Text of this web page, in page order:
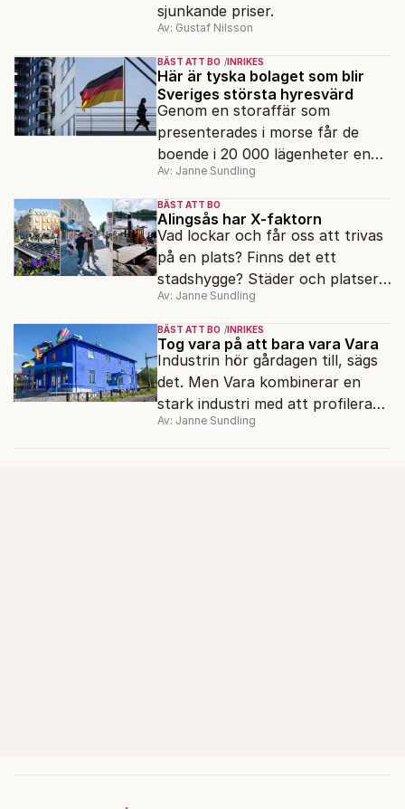
sjunkande priser.
Av: Gustaf Nilsson
BÄST ATT BO INRIKES
Här är tyska bolaget som blir
Sveriges största hyresvärd
Genom en storaffär som
presenterades i morse får de
boende i 20 000 lägenheter en
ny hyresvärd. Tyska bolaget
Vonovia som redan är storägare i
svenska Victoria Park blir genom
köpet av Hembla Sveriges
största privata hyresvärd med
totalt 38 000 lägenheter.
Av: Janne Sundling
BÄST ATT BO
Alingsås har X-faktorn
Vad lockar och får oss att trivas
på en plats? Finns det ett
stadshygge? Städer och platser
med ett speciellt gemyt och
trivsel?
Av: Janne Sundling
BÄST ATT BO INRIKES
Tog vara på att bara vara Vara
Industrin hör gårdagen till, sägs
det. Men Vara kombinerar en
stark industri med att profilera
sig med kultur.
Av: Janne Sundling